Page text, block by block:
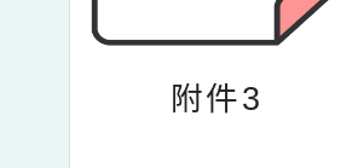
附件3